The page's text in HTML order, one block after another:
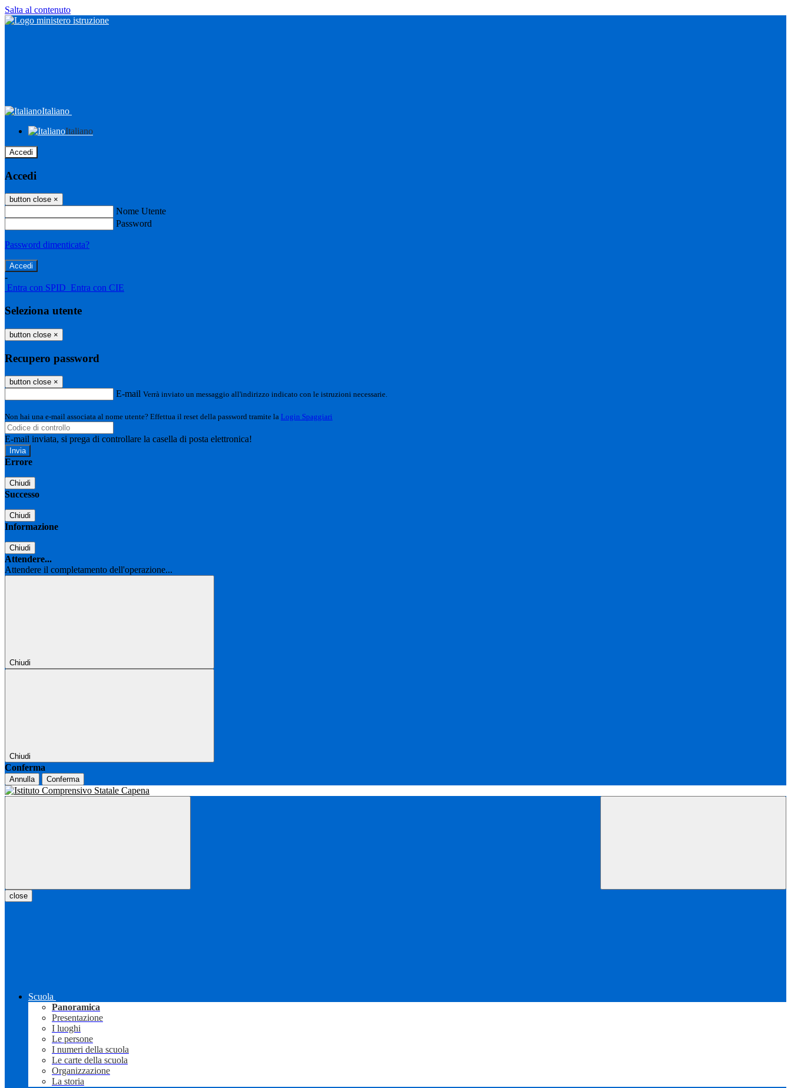
Salta al contenuto
Italiano
Italiano
Accedi
Accedi
button close ×
Nome Utente
Password
Password dimenticata?
-
Entra con SPID Entra con CIE
Seleziona utente
button close ×
Recupero password
button close ×
E-mail Verrà inviato un messaggio all'indirizzo indicato con le istruzioni necessarie.
Non hai una e-mail associata al nome utente? Effettua il reset della password tramite la Login Spaggiari
E-mail inviata, si prega di controllare la casella di posta elettronica!
Errore
Chiudi
Successo
Chiudi
Informazione
Chiudi
Attendere...
Attendere il completamento dell'operazione...
Chiudi
Chiudi
Conferma
Annulla Conferma
close
Scuola
Panoramica
Presentazione
I luoghi
Le persone
I numeri della scuola
Le carte della scuola
Organizzazione
La storia